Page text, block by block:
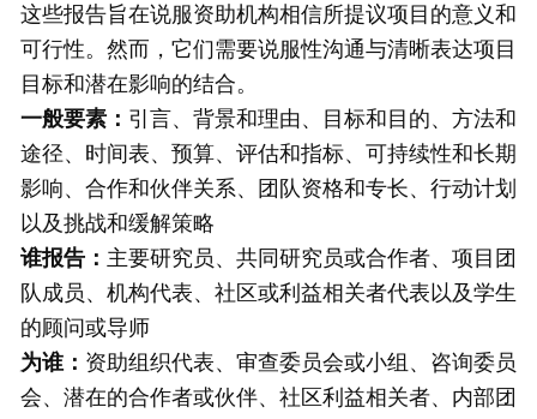
这些报告旨在说服资助机构相信所提议项目的意义和
可行性。然而，它们需要说服性沟通与清晰表达项目
目标和潜在影响的结合。
一般要素： 引言、背景和理由、目标和目的、方法和
途径、时间表、预算、评估和指标、可持续性和长期
影响、合作和伙伴关系、团队资格和专长、行动计划
以及挑战和缓解策略
谁报告： 主要研究员、共同研究员或合作者、项目团
队成员、机构代表、社区或利益相关者代表以及学生
的顾问或导师
为谁： 资助组织代表、审查委员会或小组、咨询委员
会、潜在的合作者或伙伴、社区利益相关者、内部团